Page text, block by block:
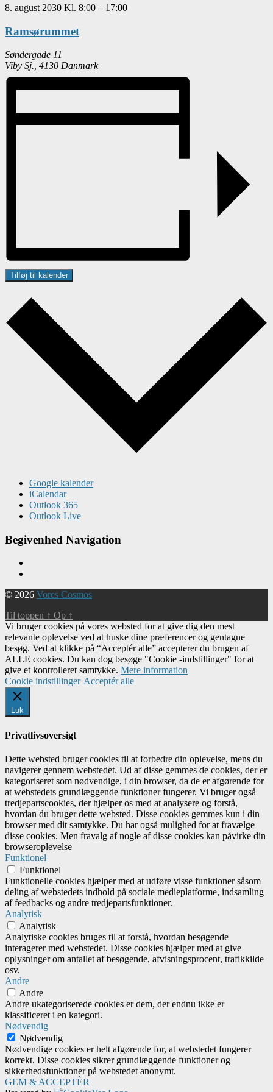
8. august 2030 Kl. 8:00 – 17:00
Ramsørummet
Søndergade 11
Viby Sj. 4130 Danmark
Tilføj til kalender
Google kalender
iCalendar
Outlook 365
Outlook Live
Begivenhed Navigation
© 2026 Vores Cosmos
Til toppen ↑ Op ↑
Vi bruger cookies på vores websted for at give dig den mest
relevante oplevelse ved at huske dine præferencer og gentagne
besøg. Ved at klikke på “Acceptér alle” accepterer du brugen af ​​
ALLE cookies. Du kan dog besøge "Cookie -indstillinger" for at
give et kontrolleret samtykke. Mere information
Cookie indstillinger Acceptér alle
Luk
Privatlivsoversigt
Dette websted bruger cookies til at forbedre din oplevelse, mens du
navigerer gennem webstedet. Ud af disse gemmes de cookies, der er
kategoriseret som nødvendige, i din browser, da de er afgørende for
at webstedets grundlæggende funktioner fungerer. Vi bruger også
tredjepartscookies, der hjælper os med at analysere og forstå,
hvordan du bruger dette websted. Disse cookies gemmes kun i din
browser med dit samtykke. Du har også mulighed for at fravælge
disse cookies. Men fravalg af nogle af disse cookies kan påvirke din
browseroplevelse
Funktionel
Funktionel
Funktionelle cookies hjælper med at udføre visse funktioner såsom
deling af webstedets indhold på sociale medieplatforme, indsamling
af feedbacks og andre tredjepartsfunktioner.
Analytisk
Analytisk
Analytiske cookies bruges til at forstå, hvordan besøgende
interagerer med webstedet. Disse cookies hjælper med at give
oplysninger om antallet af besøgende, afvisningsprocent, trafikkilde
osv.
Andre
Andre
Andre ukategoriserede cookies er dem, der endnu ikke er
klassificeret i en kategori.
Nødvendig
Nødvendig
Nødvendige cookies er helt afgørende for, at webstedet fungerer
korrekt. Disse cookies sikrer grundlæggende funktioner og
sikkerhedsfunktioner på webstedet anonymt.
GEM & ACCEPTÈR